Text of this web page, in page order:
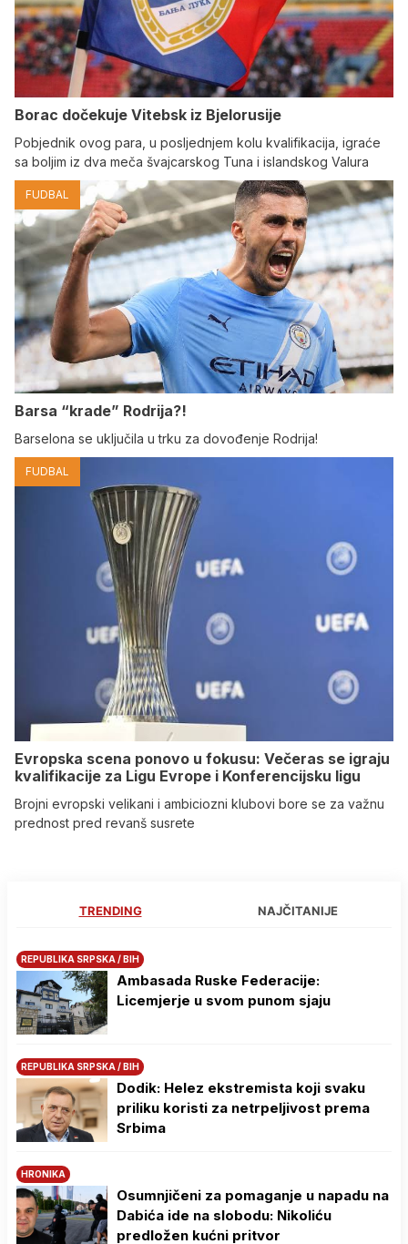
Borac dočekuje Vitebsk iz Bjelorusije
Pobjednik ovog para, u posljednjem kolu kvalifikacija, igraće
sa boljim iz dva meča švajcarskog Tuna i islandskog Valura
FUDBAL
Barsa “krade” Rodrija?!
Barselona se uključila u trku za dovođenje Rodrija!
FUDBAL
Evropska scena ponovo u fokusu: Večeras se igraju
kvalifikacije za Ligu Evrope i Konferencijsku ligu
Brojni evropski velikani i ambiciozni klubovi bore se za važnu
prednost pred revanš susrete
TRENDING NAJČITANIJE
REPUBLIKA SRPSKA / BIH
Ambasada Ruske Federacije:
Licemjerje u svom punom sjaju
REPUBLIKA SRPSKA / BIH
Dodik: Helez ekstremista koji svaku
priliku koristi za netrpeljivost prema
Srbima
HRONIKA
Osumnjičeni za pomaganje u napadu na
Dabića ide na slobodu: Nikoliću
predložen kućni pritvor